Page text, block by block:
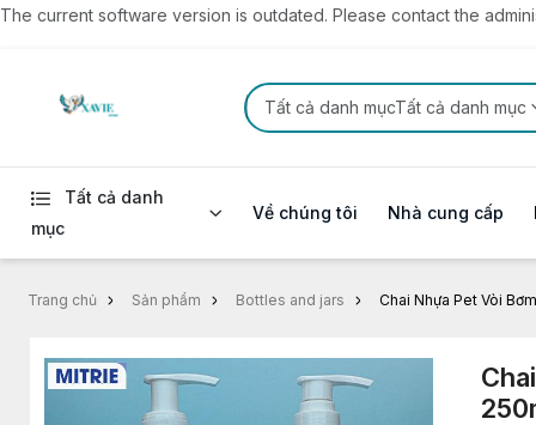
The current software version is outdated. Please contact the
Tất cả danh mụcTất cả danh mục
Tất cả danh
mục
Về chúng tôi Nhà cung cấp
Trang chủ Sản phẩm Bottles and jars Chai Nhựa Pet Vòi